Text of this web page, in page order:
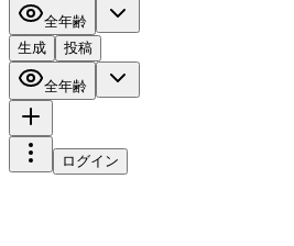
全年齢
生成
投稿
全年齢
ログイン